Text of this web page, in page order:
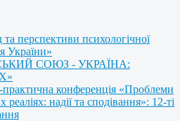
перспективи психологічної
України»
СОЮЗ - УКРАЇНА:
конференція «Проблеми
надії та сподівання»: 12-ті